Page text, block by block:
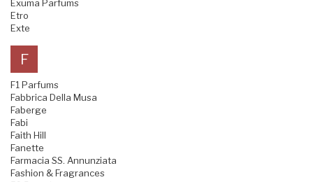
Exuma Parfums
Etro
Exte
F
F1 Parfums
Fabbrica Della Musa
Faberge
Fabi
Faith Hill
Fanette
Farmacia SS. Annunziata
Fashion & Fragrances